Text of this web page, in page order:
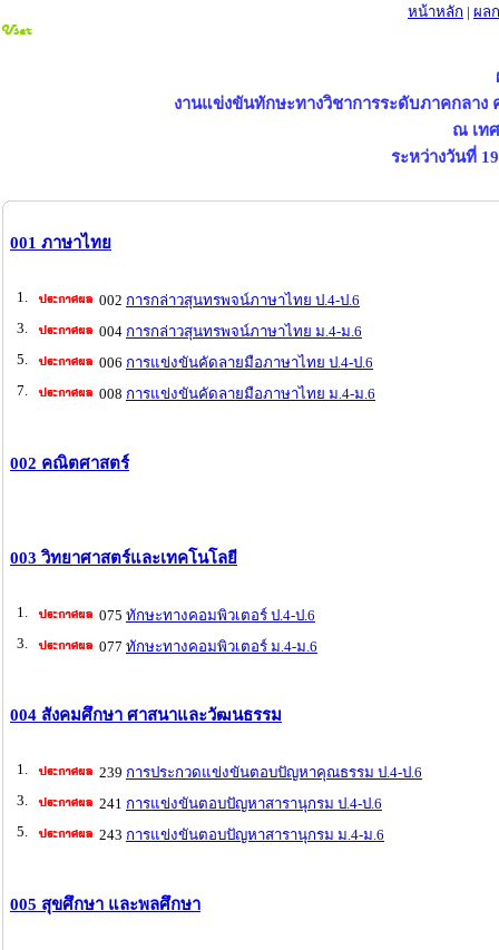
หน้าหลัก | ผล
งานแข่งขันทักษะทางวิชาการระดับภาคกลาง
ณ เท
ระหว่างวันที่
001 ภาษาไทย
1. 002 การกล่าวสุนทรพจน์ภาษาไทย ป.4-ป.6
3.
004 การกล่าวสุนทรพจน์ภาษาไทย ม.4-ม.6
5.
006 การแข่งขันคัดลายมือภาษาไทย ป.4-ป.6
7.
008 การแข่งขันคัดลายมือภาษาไทย ม.4-ม.6
002 คณิตศาสตร์
003 วิทยาศาสตร์และเทคโนโลยี
1. 075 ทักษะทางคอมพิวเตอร์ ป.4-ป.6
3.
077 ทักษะทางคอมพิวเตอร์ ม.4-ม.6
004 สังคมศึกษา ศาสนาและวัฒนธรรม
1. 239 การประกวดแข่งขันตอบปัญหาคุณธรรม ป.4-ป.6
3.
241 การแข่งขันตอบปัญหาสารานุกรม ป.4-ป.6
5.
243 การแข่งขันตอบปัญหาสารานุกรม ม.4-ม.6
005 สุขศึกษา และพลศึกษา